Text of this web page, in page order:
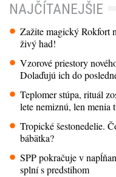
NAJČÍTANEJŠIE
Zažite magický Rokfort
živý had!
Vzorové priestory
Dolaďujú ich do
Teplomer stúpa, rituál
lete nemiznú, len menia
Tropické šestonedelie.
bábätka?
SPP pokračuje v
splní s predstihom